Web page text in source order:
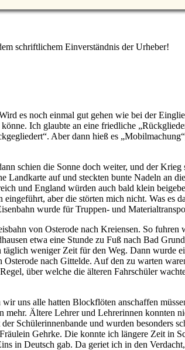
schriftlichem Einverständnis der Urheber!
es noch einmal gut gehen wie bei der
Ich glaubte an eine friedliche
. Aber dann hieß es Mobilmachung
schien die Sonne doch weiter, und der
Landkarte auf und steckten bunte Nadeln an
und England würden auch bald klein
aber die störten mich nicht. Was es
wurde für Truppen- und
von Osterode nach Kreiensen. So fuhren
etwa eine Stunde zu Fuß nach Bad
weniger Zeit für den Weg. Dann wurde
nach Gittelde. Auf den zu warten
über welche die älteren Fahrschüler
uns alle hatten Blockflöten anschaffen
Ältere Lehrer und Lehrerinnen konnten
Schülerinnenbande und wurden besonders
Gehrke. Die konnte ich längere Zeit in
in Deutsch gab. Da geriet ich in den